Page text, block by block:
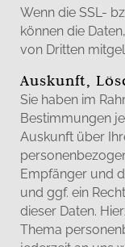
Wenn die SSL-
können die
von Dritten
Auskunft,
Sie haben im
Bestimmungen
Auskunft über
Empfänger und
und ggf. ein
dieser Daten.
Thema